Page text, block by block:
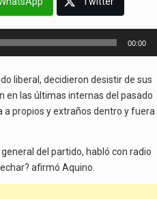
00:00
liberal, decidieron desistir de sus
en las últimas internas del pasado
a propios y extraños dentro y fuera
del partido, habló con radio
afirmó Aquino.